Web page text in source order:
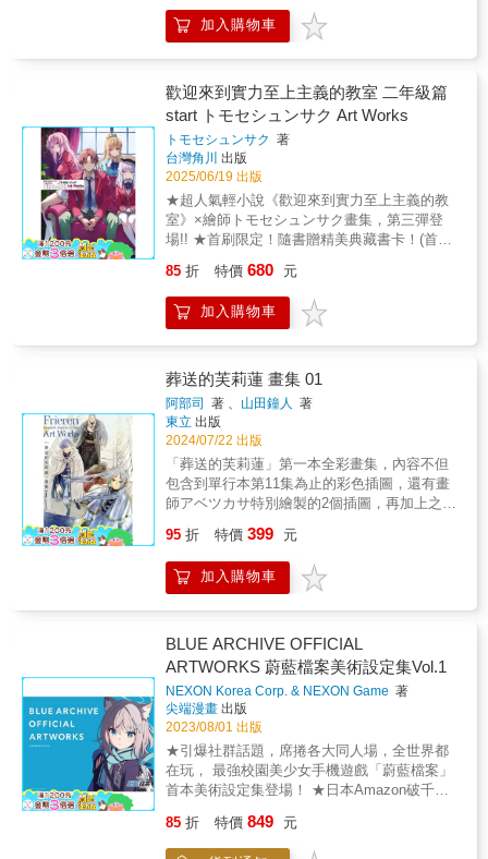
加入購物車
歡迎來到實力至上主義的教室 二年級篇
start トモセシュンサク Art Works
トモセシュンサク 著
台灣角川 出版
2025/06/19 出版
★超人氣輕小說《歡迎來到實力至上主義的教
室》×繪師トモセシュンサク畫集，第三彈登
場!! ★首刷限定！隨書贈精美典藏書卡！(首刷
主義的教室》畫集第三集！此次收錄二年級篇
第一到二學期的插畫，以及過去刊載於雜誌和
展覽的插圖，總計一百八十張以上！並且收錄
別對談！身為書迷，絕對不容錯過！內容收
錄：section 1【歡迎來到實力至上主義的教室
２年級篇】Story Color Selectionsection 2【歡
迎來到實力至上主義的教室２年級篇】Color
Selectionsection 3【トモセシュンサク×衣笠
彰梧】Special Talk①section 4【歡迎來到實力
至上主義的教室２年級篇】Monochrome
Selectionsection 5【トモセシュンサク×衣笠
彰梧】Special Talk②©Tomoseshunsaku
CORPORATION
85 折 特價 680 元
加入購物車
葬送的芙莉蓮 畫集 01
阿部司 著 、 山田鐘人 著
東立 出版
2024/07/22 出版
「葬送的芙莉蓮」第一本全彩畫集，內容不但
包含到單行本第11集為止的彩色插圖，還有畫
師アベツカサ特別繪製的2個插圖，再加上之前
插圖！再次重溫這部作品的奇幻世界吧。讀者
們能夠欣賞到跟雜誌連載時相同大小的原寸彩
圖，絕對是喜歡「葬送的芙莉蓮」的讀者書架
95 折 特價 399 元
加入購物車
BLUE ARCHIVE OFFICIAL
ARTWORKS 蔚藍檔案美術設定集Vol.1
NEXON Korea Corp. & NEXON Game 著
尖端漫畫 出版
2023/08/01 出版
★引爆社群話題，席捲各大同人場，全世界都
在玩， 最強校園美少女手機遊戲「蔚藍檔案」
首本美術設定集登場！ ★日本Amazon破千則
遊戲原廠監修角色名稱及用語翻譯 「學生們輝
煌耀眼的青春，就集中在這一冊」 「蔚藍檔
85 折 特價 849 元